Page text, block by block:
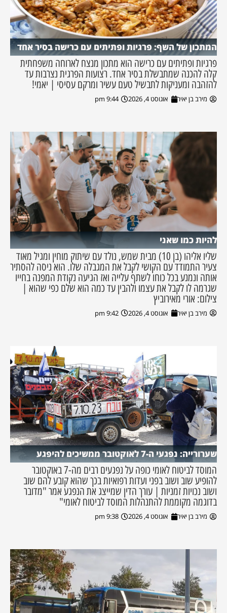
המתכון של השף: פרגיות ופתיתים עם כרישה בסיר אחד
פרגיות ופתיתים עם כרישה הוא מתכון מנצח לארוחה משפחתית
קלה להכנה שמתבשלת בסיר אחד. רצועות הפרגית נצרבות עד
להזהבה ומעניקות לתבשיל טעם עשיר ומרקם עסיסי | יאמי!
מירב בן יאיר אוגוסט 4, 2026 9:44 pm
להיות כמו שאני
שליו אליהו (בן 10) מבית שמש, נולד עם שיתוק מוחין ומגיל מאוד
צעיר התמודד עם הקושי לקבל את המגבלה שלו. הוא ניסה להסתיר
אותה ונמנע בכל כוחו לשתף עלייה ואז הגיעה נקודת המפנה בחייו
שגרמה לו לקבל את עצמו ולהבין עד כמה הוא שלם כפי שהוא |
צילום: אורי מאירוביץ
מירב בן יאיר אוגוסט 4, 2026 9:42 pm
שערורייה: נפגעי ה-7 לאוקטובר ממשיכים להיפגע
המוסד לביטוח לאומי כופה על נפגעים רבים מה-7 באוקטובר
להופיע שוב ושוב בפני ועדות רפואיות בכך שהוא קובע להם שוב
ושוב נכויות זמניות | עורך הדין שמייצג את הנפגע אמר "מדובר
בדוגמה מקוממת להתנהלות המוסד לביטוח לאומי"
מירב בן יאיר אוגוסט 4, 2026 9:38 pm